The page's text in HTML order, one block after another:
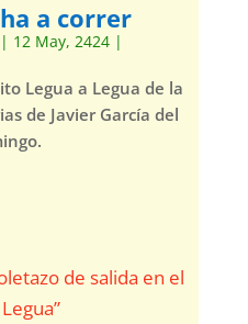
a correr
| 12 May, 2424|
Legua a Legua de la
de Javier García del